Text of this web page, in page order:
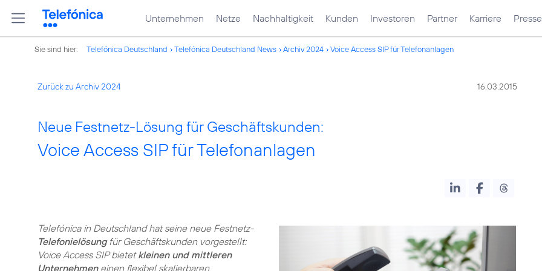
Unternehmen Netze Nachhaltigkeit Kunden Investoren Partner Karriere Presse
Sie sind hier: Telefónica Deutschland Telefónica Deutschland News Archiv 2024 Voice Access SIP für Telefonanlagen
Zurück zu Archiv 2024 16.03.2015
Neue Festnetz-Lösung für Geschäftskunden:
Voice Access SIP für Telefonanlagen
Telefónica in Deutschland hat seine neue Festnetz-
Telefonielösungfür Geschäftskunden vorgestellt:
Voice Access SIP bietetkleinen und mittleren
Unternehmeneinen flexibel skalierbaren